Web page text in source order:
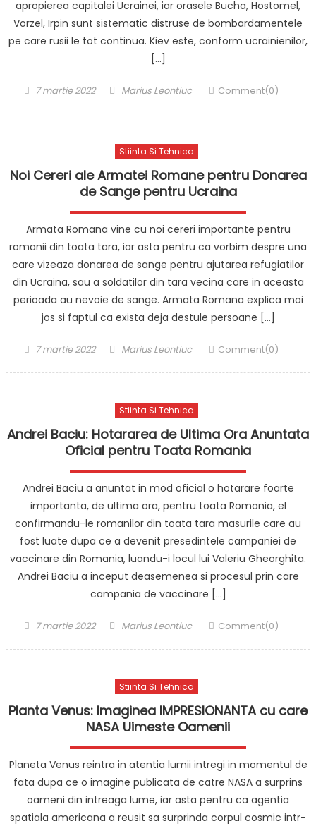
apropierea capitalei Ucrainei, iar orasele Bucha, Hostomel,
Vorzel, Irpin sunt sistematic distruse de bombardamentele
pe care rusii le tot continua. Kiev este, conform ucrainienilor,
[…]
Posted
7 martie 2022 Author
Marius Leontiuc Comment(0)
Stiinta Si Tehnica
Noi Cereri ale Armatei Romane pentru Donarea
de Sange pentru Ucraina
Armata Romana vine cu noi cereri importante pentru
romanii din toata tara, iar asta pentru ca vorbim despre una
care vizeaza donarea de sange pentru ajutarea refugiatilor
din Ucraina, sau a soldatilor din tara vecina care in aceasta
perioada au nevoie de sange. Armata Romana explica mai
jos si faptul ca exista deja destule persoane […]
Posted
7 martie 2022 Author
Marius Leontiuc Comment(0)
Stiinta Si Tehnica
Andrei Baciu: Hotararea de Ultima Ora Anuntata
Oficial pentru Toata Romania
Andrei Baciu a anuntat in mod oficial o hotarare foarte
importanta, de ultima ora, pentru toata Romania, el
confirmandu-le romanilor din toata tara masurile care au
fost luate dupa ce a devenit presedintele campaniei de
vaccinare din Romania, luandu-i locul lui Valeriu Gheorghita.
Andrei Baciu a inceput deasemenea si procesul prin care
campania de vaccinare […]
Posted
7 martie 2022 Author
Marius Leontiuc Comment(0)
Stiinta Si Tehnica
Planta Venus: Imaginea IMPRESIONANTA cu care
NASA Uimeste Oamenii
Planeta Venus reintra in atentia lumii intregi in momentul de
fata dupa ce o imagine publicata de catre NASA a surprins
oameni din intreaga lume, iar asta pentru ca agentia
spatiala americana a reusit sa surprinda corpul cosmic intr-